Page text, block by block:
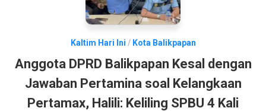
Kaltim Hari Ini / Kota Balikpapan
Anggota DPRD Balikpapan Kesal dengan
Jawaban Pertamina soal Kelangkaan
Pertamax, Halili: Keliling SPBU 4 Kali